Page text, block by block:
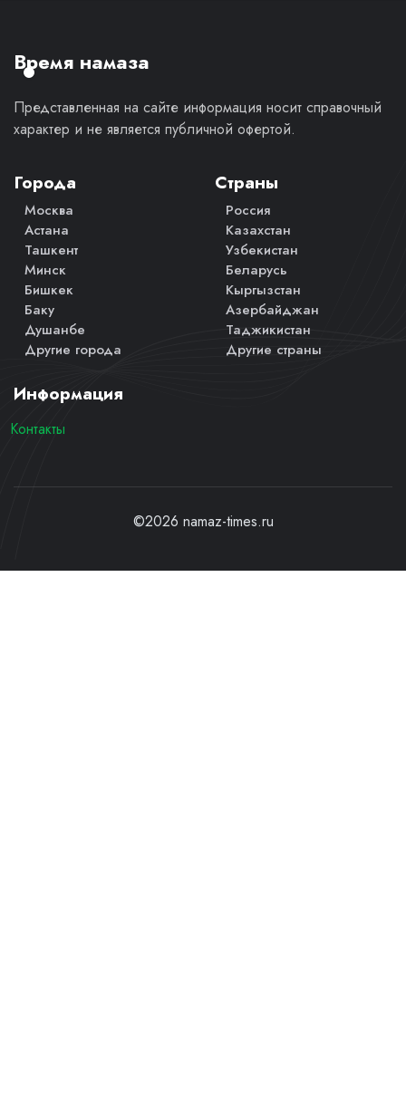
мнение.
Время намаза
Представленная на сайте информация носит справочный
характер и не является публичной офертой.
Города
Москва
Астана
Ташкент
Минск
Бишкек
Баку
Душанбе
Другие города
Страны
Россия
Казахстан
Узбекистан
Беларусь
Кыргызстан
Азербайджан
Таджикистан
Другие страны
Информация
Контакты
©2026 namaz-times.ru